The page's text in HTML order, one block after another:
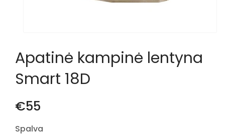
modaliniame
lange
Apatinė kampinė lentyna
Smart 18D
€55
Spalva